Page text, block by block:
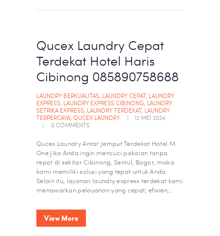
Qucex Laundry Cepat
Terdekat Hotel Haris
Cibinong 085890758688
LAUNDRY BERKUALITAS, LAUNDRY CEPAT, LAUNDRY
EXPRESS, LAUNDRY EXPRESS CIBINONG, LAUNDRY
SETRIKA EXPRESS, LAUNDRY TERDEKAT, LAUNDRY
TERPERCAYA, QUCEX LAUNDRY
12 MEI 2024
0COMMENTS
Qucex Laundry Antar Jemput Terdekat Hotel M
One Jika Anda ingin mencuci pakaian tanpa
repot di sekitar Cibinong, Sentul, Bogor, maka
kami memiliki solusi yang tepat untuk Anda.
Selain itu, layanan laundry express terdekat kami
menawarkan pelayanan yang cepat, efisien,…
View More